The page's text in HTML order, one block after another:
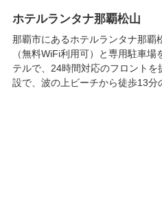
ホテルランタナ那覇松山
那覇市にあるホテルランタナ那覇
（無料WiFi利用可）と専用駐車
テルで、24時間対応のフロント
設で、波の上ビーチから徒歩13分